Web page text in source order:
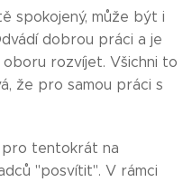
spokojený, může být i
dobrou práci a je
rozvíjet. Všichni to
že pro samou práci s
pro tentokrát na
"posvítit". V rámci